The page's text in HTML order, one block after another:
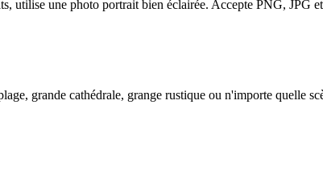
utilise une photo portrait bien éclairée. Accepte PNG, JPG
grande cathédrale, grange rustique ou n'importe quelle